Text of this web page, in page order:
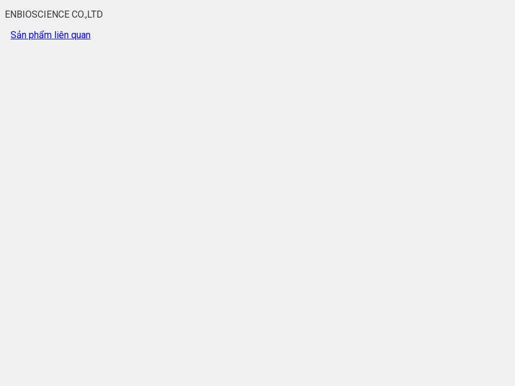
ENBIOSCIENCE CO.,LTD
Sản phẩm liên quan